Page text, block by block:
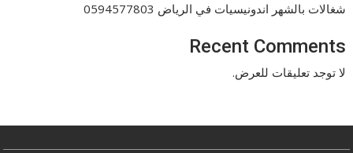
شغالات بالشهر اندونيسيات في الرياض 0594577803
Recent Comments
لا توجد تعليقات للعرض.